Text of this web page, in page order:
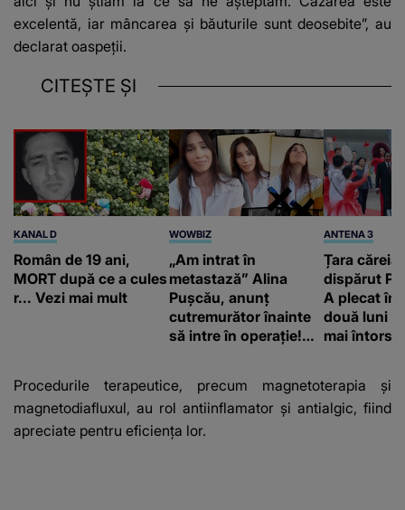
excelentă, iar mâncarea și băuturile sunt deosebite”, au
declarat oaspeții.
CITEȘTE ȘI
KANAL D
Român de 19 ani,
MORT după ce a cules
r... Vezi mai mult
WOWBIZ
„Am intrat în
metastază” Alina
Pușcău, anunț
cutremurător înainte
să intre în operație!
fanilor
ANTENA 3
Țara căreia
dispărut
A plecat în
două luni
mai întors
Procedurile terapeutice, precum magnetoterapia și
magnetodiafluxul, au rol antiinflamator și antialgic, fiind
apreciate pentru eficiența lor.